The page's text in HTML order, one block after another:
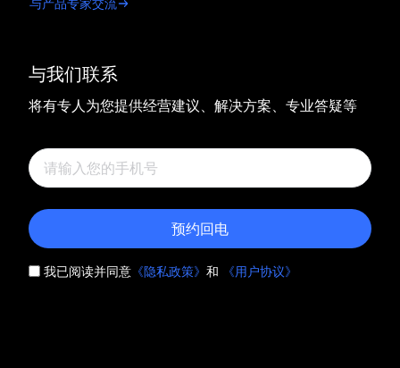
与我们联系
将有专人为您提供经营建议、解决方案、专业答疑等
预约回电
我已阅读并同意 《隐私政策》 和 《用户协议》
与产品专家交流